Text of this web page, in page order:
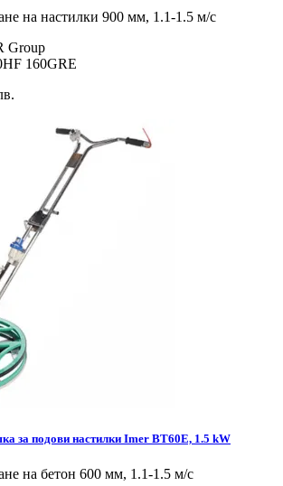
на настилки 900 мм, 1.1-1.5 м/с
Group
160GRE
за подови настилки Imer BT60E, 1.5 kW
на бетон 600 мм, 1.1-1.5 м/с